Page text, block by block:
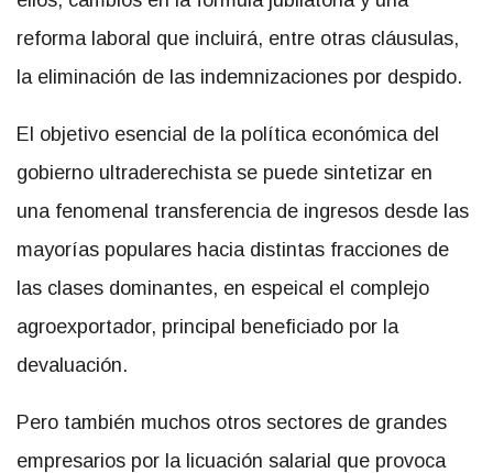
reforma laboral que incluirá, entre otras cláusulas,
la eliminación de las indemnizaciones por despido.
El objetivo esencial de la política económica del
gobierno ultraderechista se puede sintetizar en
una fenomenal transferencia de ingresos desde las
mayorías populares hacia distintas fracciones de
las clases dominantes, en espeical el complejo
agroexportador, principal beneficiado por la
devaluación.
Pero también muchos otros sectores de grandes
empresarios por la licuación salarial que provoca